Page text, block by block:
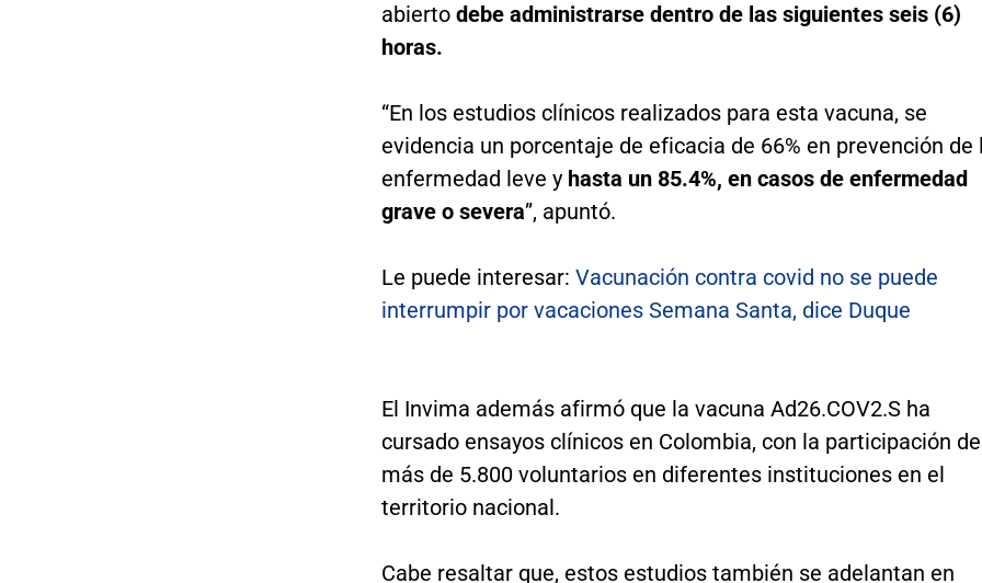
abierto debe administrarse dentro de las siguientes seis (6)
horas.
“En los estudios clínicos realizados para esta vacuna, se
evidencia un porcentaje de eficacia de 66% en prevención de
enfermedad leve yhasta un 85.4%, en casos de enfermedad
grave o severa”, apuntó.
Le puede interesar: Vacunación contra covid no se puede
interrumpir por vacaciones Semana Santa, dice Duque
El Invima además afirmó que la vacuna Ad26.COV2.S ha
cursado ensayos clínicos en Colombia, con la participación de
más de 5.800 voluntarios en diferentes instituciones en el
territorio nacional.
Cabe resaltar que, estos estudios también se adelantan en